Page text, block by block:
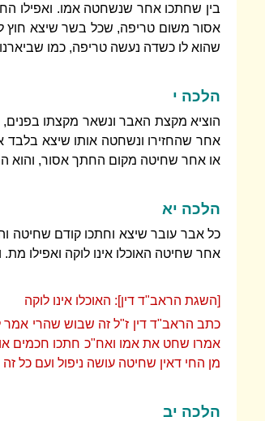
בין שחתכו אחר שנשחטה אמו. ואפילו
אסור משום טריפה, שכל בשר שיצא חוץ
שהוא לו כשדה נעשה טריפה, כמו
הלכה י
הוציא מקצת האבר ונשאר מקצתו בפנים,
אחר שהחזירו ונשחטה אותו שיצא בלבד
או אחר שחיטה מקום החתך אסור, והוא
הלכה יא
כל אבר עובר שיצא וחתכו קודם שחיטה
אחר שחיטה האוכלו אינו לוקה ואפילו
[השגת הראב"ד דין]: האוכלו אינו לוקה
כתב הראב"ד דין ז"ל זה שבוש שהרי
אמרו שחט את אמו ואח"כ חתכו חכמים
מן החי דאין שחיטה עושה ניפול ועם כל
הלכה יב